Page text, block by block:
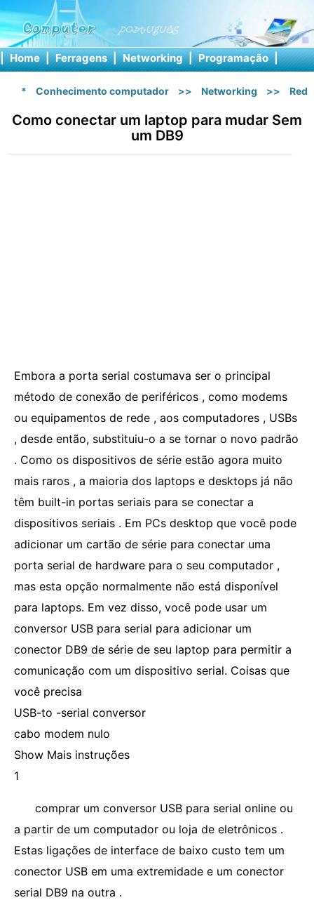
| Home | Ferragens | Networking | Programação |
* Conhecimento computador >> Networking >>
Como conectar um laptop para mudar Sem
um DB9
Embora a porta serial costumava ser o principal
método de conexão de periféricos , como modems
ou equipamentos de rede , aos computadores , USBs
, desde então, substituiu-o a se tornar o novo padrão
. Como os dispositivos de série estão agora muito
mais raros , a maioria dos laptops e desktops já não
têm built-in portas seriais para se conectar a
dispositivos seriais . Em PCs desktop que você pode
adicionar um cartão de série para conectar uma
porta serial de hardware para o seu computador ,
mas esta opção normalmente não está disponível
para laptops. Em vez disso, você pode usar um
conversor USB para serial para adicionar um
conector DB9 de série de seu laptop para permitir a
comunicação com um dispositivo serial. Coisas que
você precisa
USB-to -serial conversor
cabo modem nulo
Show Mais instruções
1
comprar um conversor USB para serial online ou
a partir de um computador ou loja de eletrônicos .
Estas ligações de interface de baixo custo tem um
conector USB em uma extremidade e um conector
serial DB9 na outra .